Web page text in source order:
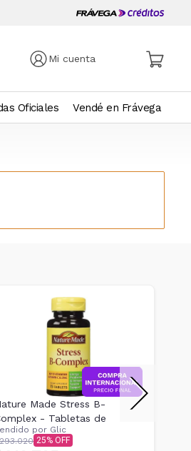
Mi cuenta
Oficiales Vendé en Frávega
Made Stress B-
- Tabletas de
por Glic
25